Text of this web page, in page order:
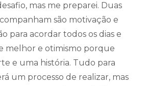
mas me preparei. Duas
são motivação e
para acordar todos os dias e
melhor e otimismo porque
e uma história. Tudo para
um processo de realizar, mas